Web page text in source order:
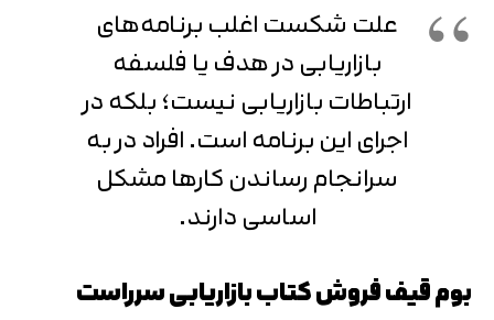
علت شکست اغلب برنامه‌های
بازاریابی در هدف یا فلسفه
ارتباطات بازاریابی نیست؛ بلکه در
اجرای این برنامه است. افراد در به
سرانجام رساندن کارها مشکل
اساسی دارند.
بوم قیف فروش کتاب بازاریابی سرراست